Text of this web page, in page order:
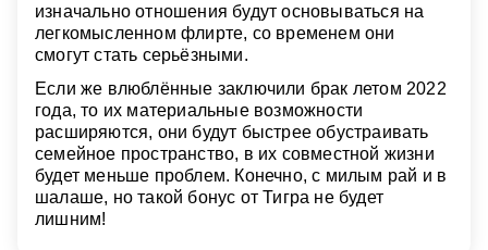
изначально отношения будут основываться на
легкомысленном флирте, со временем они
смогут стать серьёзными.
Если же влюблённые заключили брак летом 2022
года, то их материальные возможности
расширяются, они будут быстрее обустраивать
семейное пространство, в их совместной жизни
будет меньше проблем. Конечно, с милым рай и в
шалаше, но такой бонус от Тигра не будет
лишним!